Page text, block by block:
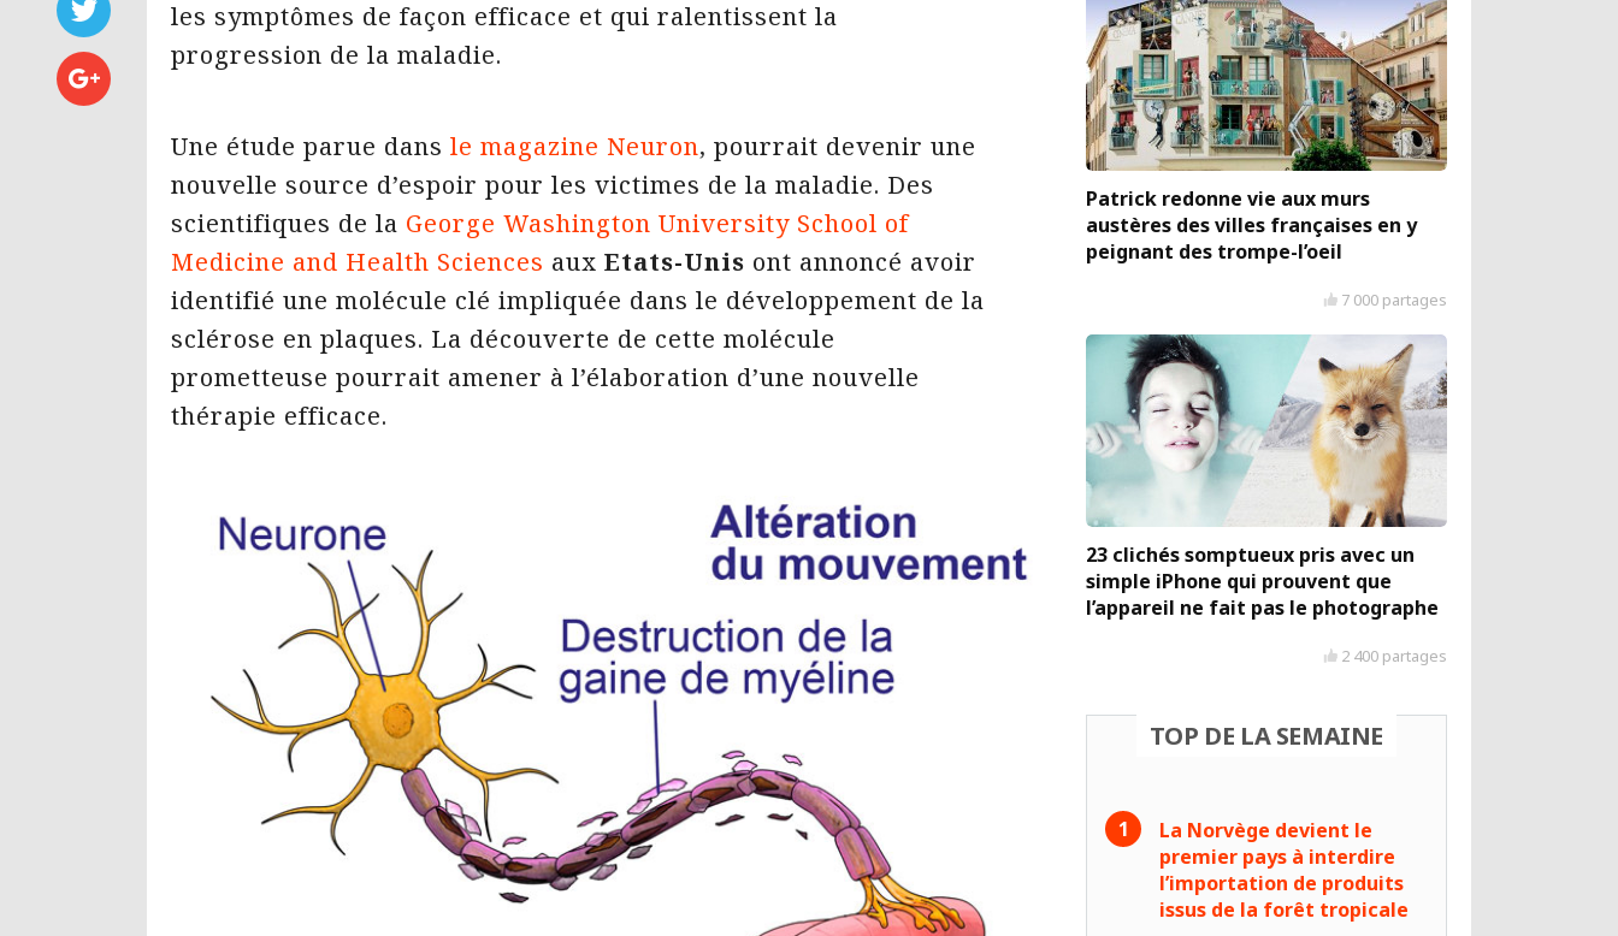
les symptômes de façon efficace et qui ralentissent la
progression de la maladie.
Une étude parue dans le magazine Neuron, pourrait devenir une
nouvelle source d’espoir pour les victimes de la maladie. Des
scientifiques de la George Washington University School of
Medicine and Health Sciences aux Etats-Unis ont annoncé avoir
identifié une molécule clé impliquée dans le développement de la
sclérose en plaques. La découverte de cette molécule
prometteuse pourrait amener à l’élaboration d’une nouvelle
thérapie efficace.
Patrick redonne vie aux murs
austères des villes françaises en y
peignant des trompe-l’oeil
7 000 partages
23 clichés somptueux pris avec un
simple iPhone qui prouvent que
l’appareil ne fait pas le photographe
2 400 partages
TOP DE LA SEMAINE
La Norvège devient le
premier pays à interdire
l’importation de produits
issus de la forêt tropicale